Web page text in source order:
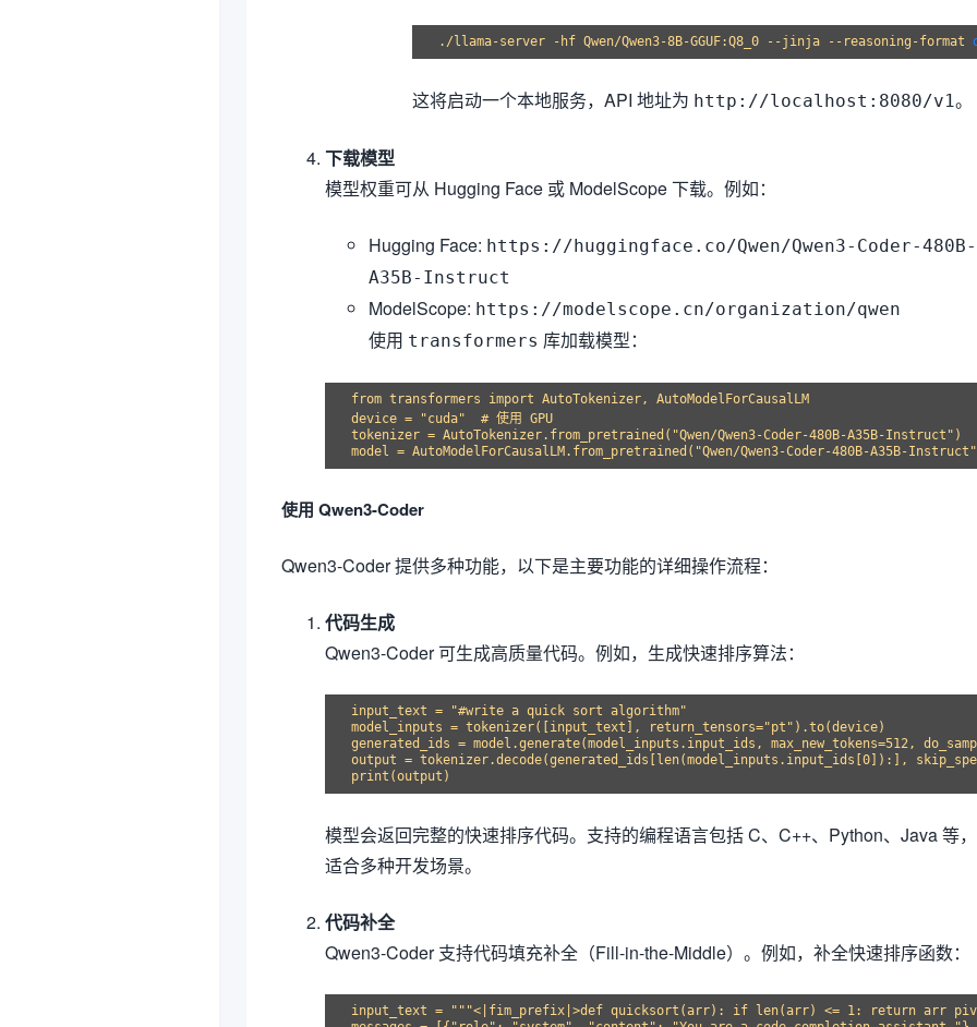
./llama-server -hf Qwen/Qwen3-8B-GGUF:Q8_0 --jinja --reasoning-format
这将启动一个本地服务，API 地址为 http://localhost:8080/v1。
下载模型
模型权重可从 Hugging Face 或 ModelScope 下载。例如：
Hugging Face: https://huggingface.co/Qwen/Qwen3-Coder-480B-
A35B-Instruct
ModelScope: https://modelscope.cn/organization/qwen
使用 transformers 库加载模型：
from transformers import AutoTokenizer, AutoModelForCausalLM
device = "cuda"  # 使用 GPU
tokenizer = AutoTokenizer.from_pretrained("Qwen/Qwen3-Coder-480B-A35B-Instruct")
使用 Qwen3-Coder
Qwen3-Coder 提供多种功能，以下是主要功能的详细操作流程：
代码生成
Qwen3-Coder 可生成高质量代码。例如，生成快速排序算法：
input_text = "#write a quick sort algorithm"
model_inputs = tokenizer([input_text], return_tensors="pt").to(device)
generated_ids = model.generate(model_inputs.input_ids, max_new_tokens=512,
output = tokenizer.decode(generated_ids[len(model_inputs.input_ids[0]):],
模型会返回完整的快速排序代码。支持的编程语言包括 C、C++、Python、Java 等，
适合多种开发场景。
代码补全
Qwen3-Coder 支持代码填充补全（Fill-in-the-Middle）。例如，补全快速排序函数：
input_text = """<|fim_prefix|>def quicksort(arr): if len(arr) <= 1: return arr